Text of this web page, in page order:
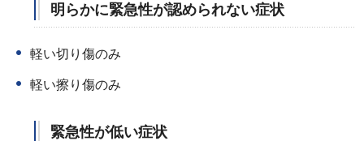
明らかに緊急性が認められない症状
軽い切り傷のみ
軽い擦り傷のみ
緊急性が低い症状